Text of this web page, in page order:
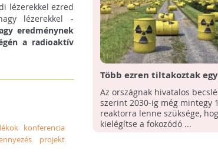
lézerekkel ezred
lézerekkel -
eredménynek
a radioaktív
konferencia
projekt
Több ezren tiltakoztak egy
atomhulladék-feldolgozó
Kínában
Az országnak hivatalos
szerint 2030-ig még mintegy
reaktorra lenne szüksége,
kielégítse a fokozódó ...